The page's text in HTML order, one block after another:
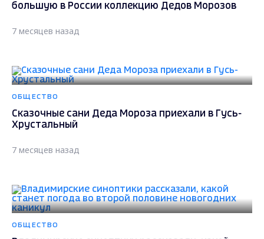
большую в России коллекцию Дедов Морозов
7 месяцев назад
ОБЩЕСТВО
Сказочные сани Деда Мороза приехали в Гусь-
Хрустальный
7 месяцев назад
ОБЩЕСТВО